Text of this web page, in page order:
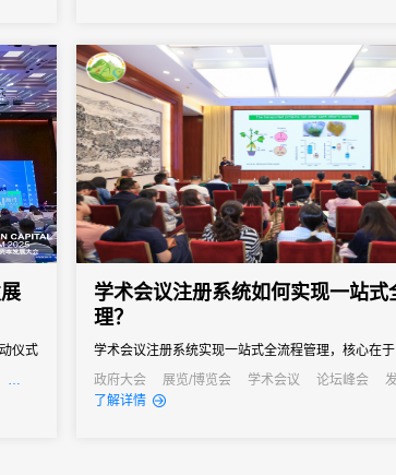
仪式
学术会议注册系统如何实现一站式
理？
学术会议注册系统实现一站式全流程管理，核心在
合资源，通过自动化简化流程、以个性化覆盖需求、
决策。
政府大会 展览/博览会 学术会议 论坛峰会
培训会
了解详情